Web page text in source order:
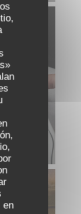
en